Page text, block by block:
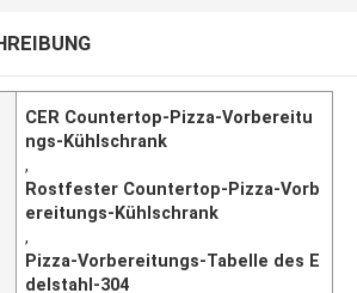
CER Countertop-Pizza-Vorbereitu
ngs-Kühlschrank
,
Rostfester Countertop-Pizza-Vorb
ereitungs-Kühlschrank
,
Pizza-Vorbereitungs-Tabelle des E
delstahl-304